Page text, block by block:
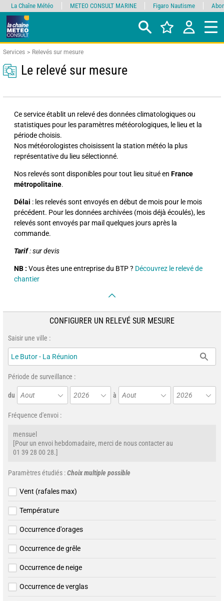
Services Relevés sur mesure
Le relevé sur mesure
Ce service établit un relevé des données climatologiques ou
statistiques pour les paramètres météorologiques, le lieu et la
période choisis.
Nos météorologistes choisissent la station météo la plus
représentative du lieu sélectionné.
Nos relevés sont disponibles pour tout lieu situé en France
métropolitaine.
Délai : les relevés sont envoyés en début de mois pour le mois
précédent. Pour les données archivées (mois déjà écoulés), les
relevés sont envoyés par mail quelques jours après la
commande.
Tarif: sur devis
NB : Vous êtes une entreprise du BTP ? Découvrez le relevé de
chantier
CONFIGURER UN RELEVÉ SUR MESURE
Saisir une ville :
Période de surveillance :
du Aout 2026 à Aout 2026
Fréquence d'envoi :
mensuel
[Pour un envoi hebdomadaire, merci de nous contacter au
01 39 28 00 28.]
Paramètres étudiés :Choix multiple possible
Vent (rafales max)
Température
Occurrence d'orages
Occurrence de grêle
Occurrence de neige
Occurrence de verglas
La Chaîne Météo METEO CONSULT MARINE Figaro Nautisme